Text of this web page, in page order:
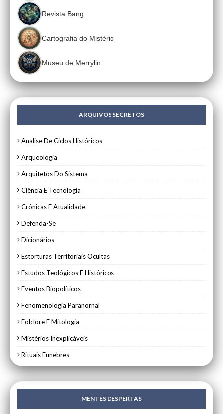
Revista Bang
Cartografia do Mistério
Museu de Merrylin
ARQUIVOS SECRETOS
Analise De Ciclos Históricos
Arqueologia
Arquitetos Do Sistema
Ciência E Tecnologia
Crónicas E Atualidade
Defenda-Se
Dicionários
Estorturas Territoriais Ocultas
Estudos Teológicos E Históricos
Eventos Biopolíticos
Fenomenologia Paranornal
Folclore E Mitologia
Mistérios Inexplicáveis
Rituais Funebres
MENTES DESPERTAS